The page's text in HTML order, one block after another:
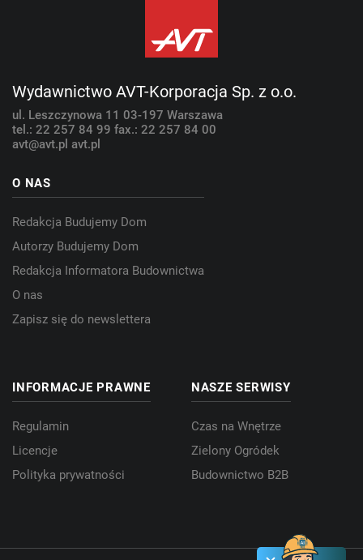
Wydawnictwo AVT-Korporacja Sp. z o.o.
ul. Leszczynowa 11 03-197 Warszawa
tel.: 22 257 84 99 fax.: 22 257 84 00
avt@avt.pl avt.pl
O NAS
Redakcja Budujemy Dom
Autorzy Budujemy Dom
Redakcja Informatora Budownictwa
O nas
Zapisz się do newslettera
INFORMACJE PRAWNE
Regulamin
Licencje
Polityka prywatności
NASZE SERWISY
Czas na Wnętrze
Zielony Ogródek
Budownictwo B2B